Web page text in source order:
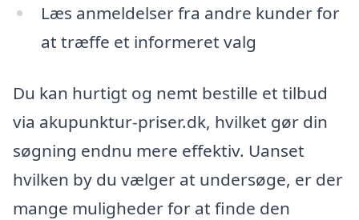
Læs anmeldelser fra andre kunder for
at træffe et informeret valg
Du kan hurtigt og nemt bestille et tilbud
via akupunktur-priser.dk, hvilket gør din
søgning endnu mere effektiv. Uanset
hvilken by du vælger at undersøge, er der
mange muligheder for at finde den